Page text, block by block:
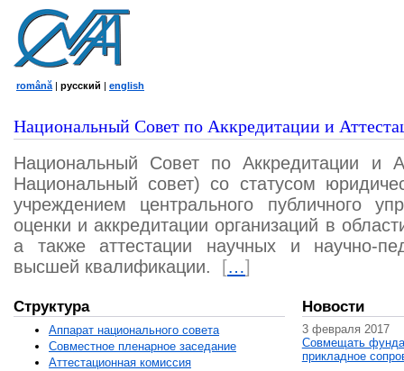
română | русский | english
Национальный Совет по Аккредитации и
Национальный Совет по Аккредитации и
Национальный совет) со статусом
учреждением центрального публичного
оценки и аккредитации организаций в
а также аттестации научных и научно-
высшей квалификации.
[…]
Структура
Аппарат национального совета
Совместное пленарное заседание
Аттестационная комисcия
Новости
3 февраля 2017
Совмещать
прикладное